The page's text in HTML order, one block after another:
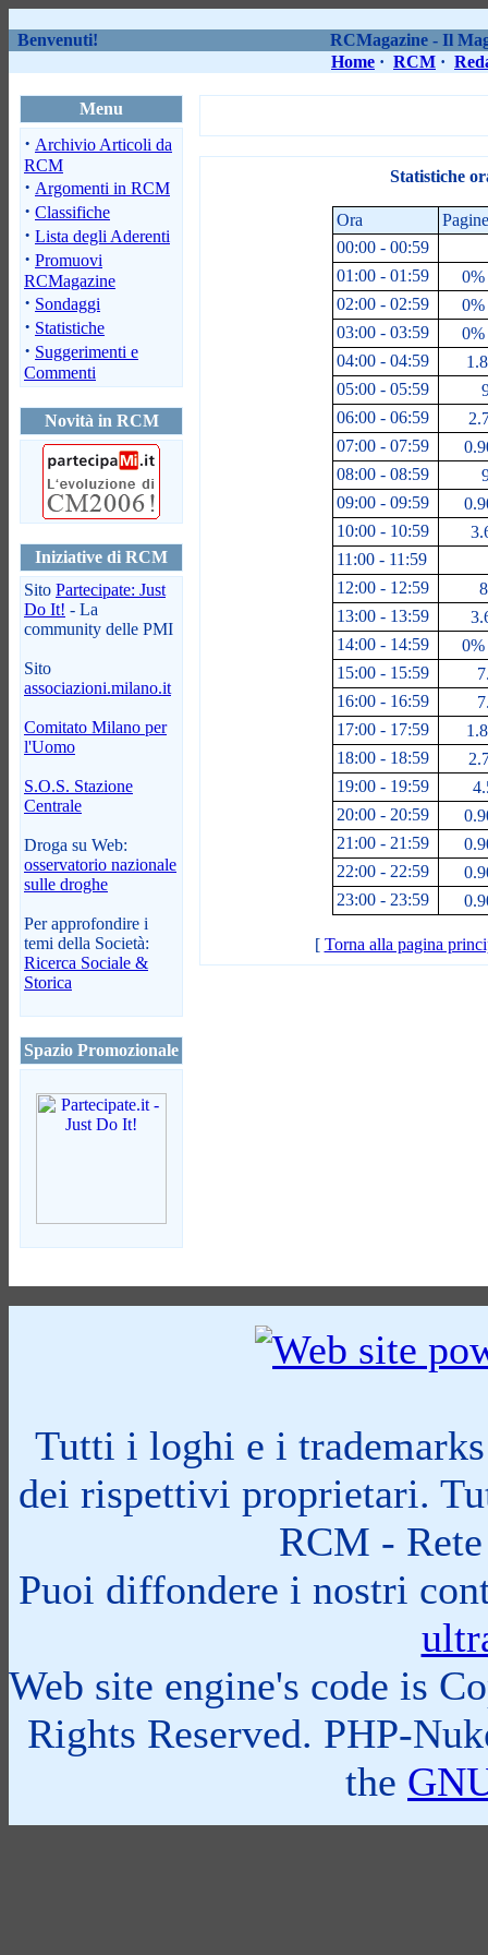
Benvenuti!
RCMagazine - Il
Home · RCM ·
Menu
· Archivio Articoli da
RCM
· Argomenti in RCM
· Classifiche
· Lista degli Aderenti
· Promuovi
RCMagazine
· Sondaggi
· Statistiche
· Suggerimenti e
Commenti
Novità in RCM
Iniziative di RCM
Sito Partecipate: Just
Do It! - La
community delle PMI
Sito
associazioni.milano.it
Comitato Milano per
l'Uomo
S.O.S. Stazione
Centrale
Droga su Web:
osservatorio nazionale
sulle droghe
Per approfondire i
temi della Società:
Ricerca Sociale &
Storica
Spazio Promozionale
Statistiche
Ora
00:00 - 00:59
01:00 - 01:59
02:00 - 02:59
03:00 - 03:59
04:00 - 04:59
05:00 - 05:59
06:00 - 06:59
07:00 - 07:59
08:00 - 08:59
09:00 - 09:59
10:00 - 10:59
11:00 - 11:59
12:00 - 12:59
13:00 - 13:59
14:00 - 14:59
15:00 - 15:59
16:00 - 16:59
17:00 - 17:59
18:00 - 18:59
19:00 - 19:59
20:00 - 20:59
21:00 - 21:59
22:00 - 22:59
23:00 - 23:59
[ Torna alla pagina
Tutti i loghi e i
dei rispettivi proprietari.
RCM -
Puoi diffondere i nostri
Web site engine's code is
Rights Reserved. PHP-
the